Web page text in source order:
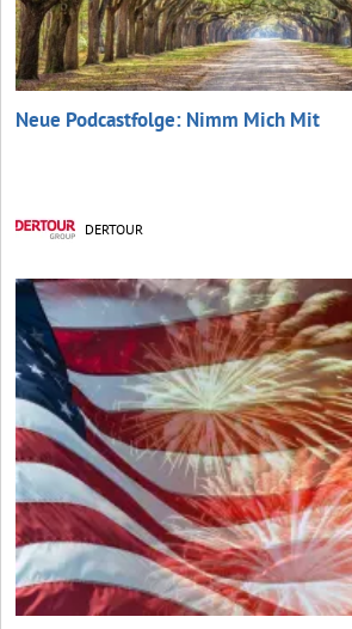
Neue Podcastfolge: Nimm Mich Mit
DERTOUR